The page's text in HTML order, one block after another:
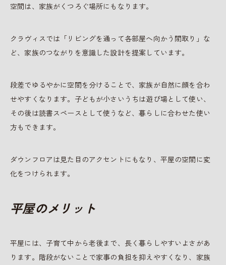
空間は、家族がくつろぐ場所にもなります。
クラヴィスでは「リビングを通って各部屋へ向かう間取り」な
ど、家族のつながりを意識した設計を提案しています。
段差でゆるやかに空間を分けることで、家族が自然に顔を合わ
せやすくなります。子どもが小さいうちは遊び場として使い、
その後は読書スペースとして使うなど、暮らしに合わせた使い
方もできます。
ダウンフロアは見た目のアクセントにもなり、平屋の空間に変
化をつけられます。
平屋のメリット
平屋には、子育て中から老後まで、長く暮らしやすいよさがあ
ります。階段がないことで家事の負担を抑えやすくなり、家族